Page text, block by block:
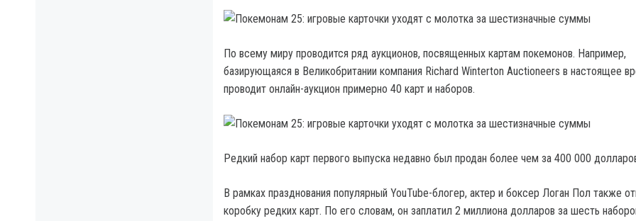
По всему миру проводится ряд аукционов, посвященных картам покемонов. Например,
базирующаяся в Великобритании компания Richard Winterton Auctioneers в настоящее
проводит онлайн-аукцион примерно 40 карт и наборов.
Редкий набор карт первого выпуска недавно был продан более чем за 400 000
В рамках празднования популярный YouTube-блогер, актер и боксер Логан Пол также
коробку редких карт. По его словам, он заплатил 2 миллиона долларов за шесть